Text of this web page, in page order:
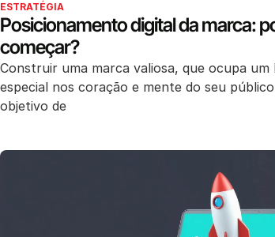
ESTRATÉGIA
Posicionamento digital da marca:
começar?
Construir uma marca valiosa, que ocupa um
especial nos coração e mente do seu
objetivo de